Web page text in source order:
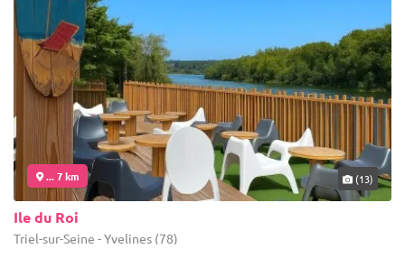
... 7 km (13)
Ile du Roi
Triel-sur-Seine - Yvelines (78)